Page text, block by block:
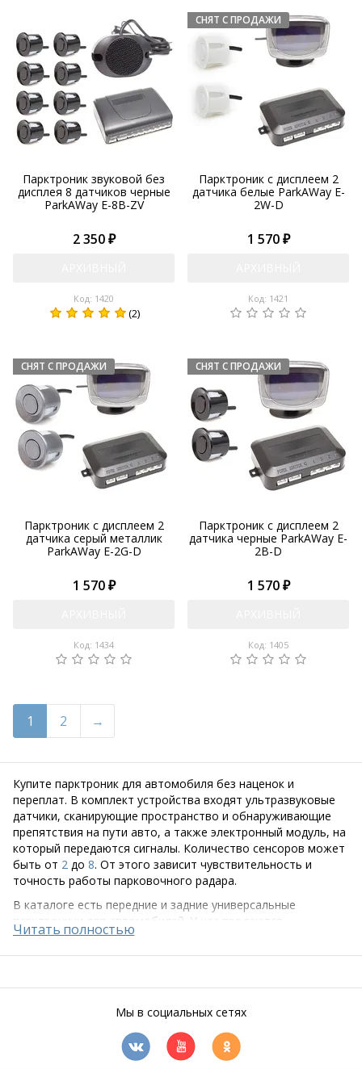
Парктроник звуковой без
дисплея 8 датчиков черные
ParkAWay E-8B-ZV
2 350 ₽
Код: 1420
(2)
Парктроник с дисплеем 2
датчика белые ParkAWay E-
2W-D
1 570 ₽
Код: 1421
Парктроник с дисплеем 2
датчика серый металлик
ParkAWay E-2G-D
1 570 ₽
Код: 1434
Парктроник с дисплеем 2
датчика черные ParkAWay E-
2B-D
1 570 ₽
Код: 1405
1 2
Купите парктроник для автомобиля без наценок и
переплат. В комплект устройства входят ультразвуковые
датчики, сканирующие пространство и обнаруживающие
препятствия на пути авто, а также электронный модуль, на
который передаются сигналы. Количество сенсоров может
быть от 2 до 8. От этого зависит чувствительность и
точность работы парковочного радара.
В каталоге есть передние и задние универсальные
парктроники для автомобилей. У нас продаются
парктроники различных типов по отличным ценам —
звуковые парктроники и модели сЖК дисплеями. Датчики,
накладными. В первом случае они устанавливаются в
втором – просто приклеиваются сверху.
Качественный парктроник для авто позволяет:
Мы в социальных сетях